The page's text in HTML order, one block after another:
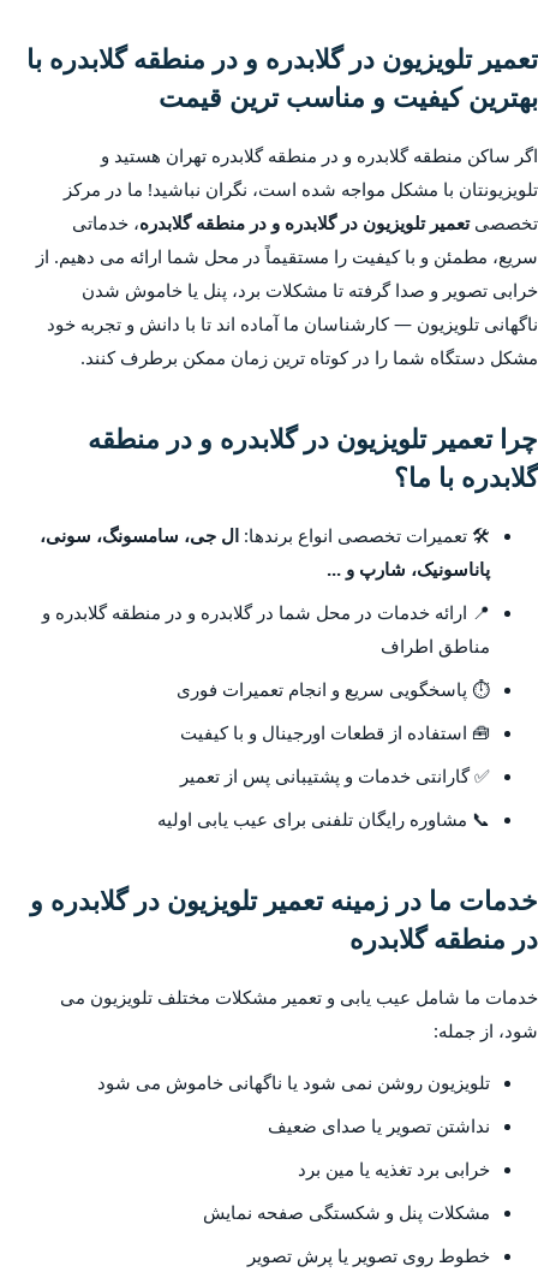
تعمیر تلویزیون در گلابدره و در منطقه گلابدره با
بهترین کیفیت و مناسب ترین قیمت
اگر ساکن منطقه گلابدره و در منطقه گلابدره تهران هستید و
تلویزیونتان با مشکل مواجه شده است، نگران نباشید! ما در مرکز
تخصصیتعمیر تلویزیون در گلابدره و در منطقه گلابدره، خدماتی
سریع، مطمئن و با کیفیت را مستقیماً در محل شما ارائه می دهیم. از
خرابی تصویر و صدا گرفته تا مشکلات برد، پنل یا خاموش شدن
ناگهانی تلویزیون — کارشناسان ما آماده اند تا با دانش و تجربه خود
مشکل دستگاه شما را در کوتاه ترین زمان ممکن برطرف کنند.
چرا تعمیر تلویزیون در گلابدره و در منطقه
گلابدره با ما؟
🛠️ تعمیرات تخصصی انواع برندها: ال جی، سامسونگ، سونی،
پاناسونیک، شارپ و ...
📍 ارائه خدمات در محل شما در گلابدره و در منطقه گلابدره و
مناطق اطراف
⏱️ پاسخگویی سریع و انجام تعمیرات فوری
🧰 استفاده از قطعات اورجینال و با کیفیت
✅ گارانتی خدمات و پشتیبانی پس از تعمیر
📞 مشاوره رایگان تلفنی برای عیب یابی اولیه
خدمات ما در زمینه تعمیر تلویزیون در گلابدره و
در منطقه گلابدره
خدمات ما شامل عیب یابی و تعمیر مشکلات مختلف تلویزیون می
شود، از جمله:
تلویزیون روشن نمی شود یا ناگهانی خاموش می شود
نداشتن تصویر یا صدای ضعیف
خرابی برد تغذیه یا مین برد
مشکلات پنل و شکستگی صفحه نمایش
خطوط روی تصویر یا پرش تصویر